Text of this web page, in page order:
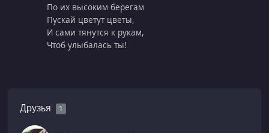
По их высоким берегам
Пускай цветут цветы,
И сами тянутся к рукам,
Чтоб улыбалась ты!
Друзья 1